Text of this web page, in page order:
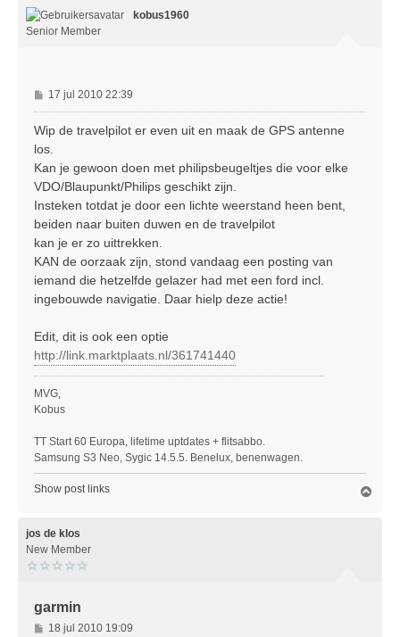
kobus1960
Senior Member
B
e
r
c
h
t
17 jul 2010 22:39
Wip de travelpilot er even uit en maak de GPS antenne
los.
Kan je gewoon doen met philipsbeugeltjes die voor elke
VDO/Blaupunkt/Philips geschikt zijn.
Insteken totdat je door een lichte weerstand heen bent,
beiden naar buiten duwen en de travelpilot
kan je er zo uittrekken.
KAN de oorzaak zijn, stond vandaag een posting van
iemand die hetzelfde gelazer had met een ford incl.
ingebouwde navigatie. Daar hielp deze actie!
Edit, dit is ook een optie
http://link.marktplaats.nl/361741440
MVG,
Kobus
TT Start 60 Europa, lifetime uptdates + flitsabbo.
Samsung S3 Neo, Sygic 14.5.5. Benelux, benenwagen.
Show post links
jos de klos
New Member
garmin
B18 jul 2010 19:09